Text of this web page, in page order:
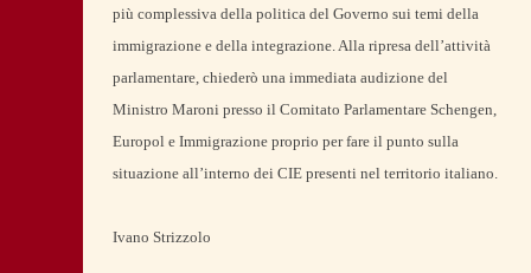
più complessiva della politica del Governo sui temi della
immigrazione e della integrazione. Alla ripresa dell’attività
parlamentare, chiederò una immediata audizione del
Ministro Maroni presso il Comitato Parlamentare Schengen,
Europol e Immigrazione proprio per fare il punto sulla
situazione all’interno dei CIE presenti nel territorio italiano.
Ivano Strizzolo